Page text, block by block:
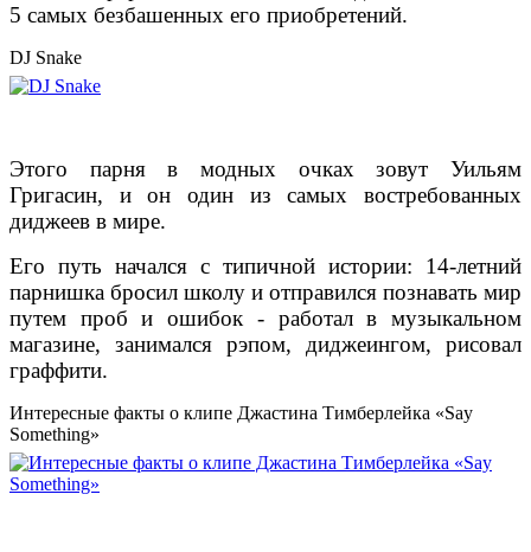
5 самых безбашенных его приобретений.
DJ Snake
Этого парня в модных очках зовут Уильям
Григасин, и он один из самых востребованных
диджеев в мире.
Его путь начался с типичной истории: 14-летний
парнишка бросил школу и отправился познавать мир
путем проб и ошибок - работал в музыкальном
магазине, занимался рэпом, диджеингом, рисовал
граффити.
Интересные факты о клипе Джастина Тимберлейка «Say
Something»